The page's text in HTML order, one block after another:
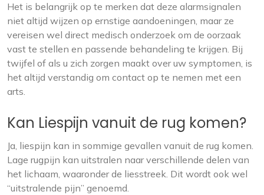
Het is belangrijk op te merken dat deze alarmsignalen
niet altijd wijzen op ernstige aandoeningen, maar ze
vereisen wel direct medisch onderzoek om de oorzaak
vast te stellen en passende behandeling te krijgen. Bij
twijfel of als u zich zorgen maakt over uw symptomen, is
het altijd verstandig om contact op te nemen met een
arts.
Kan Liespijn vanuit de rug komen?
Ja, liespijn kan in sommige gevallen vanuit de rug komen.
Lage rugpijn kan uitstralen naar verschillende delen van
het lichaam, waaronder de liesstreek. Dit wordt ook wel
“uitstralende pijn” genoemd.